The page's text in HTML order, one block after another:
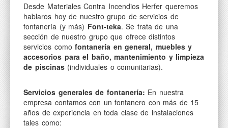
Desde Materiales Contra Incendios Herfer queremos
hablaros hoy de nuestro grupo de servicios de
fontanería (y más) Font-teka. Se trata de una
sección de nuestro grupo que ofrece distintos
servicios comofontanería en general, muebles y
accesorios para el baño, mantenimiento y limpieza
de piscinas(individuales o comunitarias).
Servicios generales de fontanería: En nuestra
empresa contamos con un fontanero con más de 15
años de experiencia en toda clase de instalaciones
tales como: